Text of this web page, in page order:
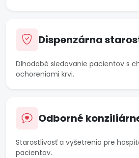
Dispenzárna
Dlhodobé sledovanie pacientov s
ochoreniami krvi.
Odborné
Starostlivosť a vyšetrenia pre
pacientov.